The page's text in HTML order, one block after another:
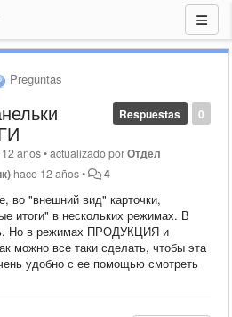
Preguntas
0
Respuestas
años•actualizado porОтдел
hace 12 años• 4
во "внешний вид" карточки,
итоги" в нескольких режимах. В
Но в режимах ПРОДУКЦИЯ и
все таки сделать, чтобы эта
удобно с ее помощью смотреть